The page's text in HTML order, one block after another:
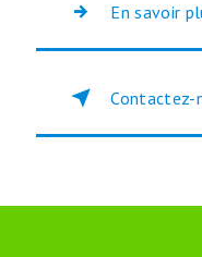
En savoir
Contactez-